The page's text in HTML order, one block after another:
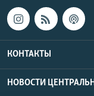
КОНТАКТЫ
НОВОСТИ